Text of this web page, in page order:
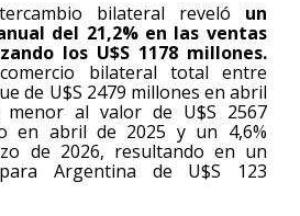
bilateral reveló un
del 21,2% en las ventas
los U$S 1178 millones.
bilateral total entre
de U$S 2479 millones en abril
menor al valor de U$S 2567
en abril de 2025 y un 4,6%
de 2026, resultando en un
Argentina de U$S 123